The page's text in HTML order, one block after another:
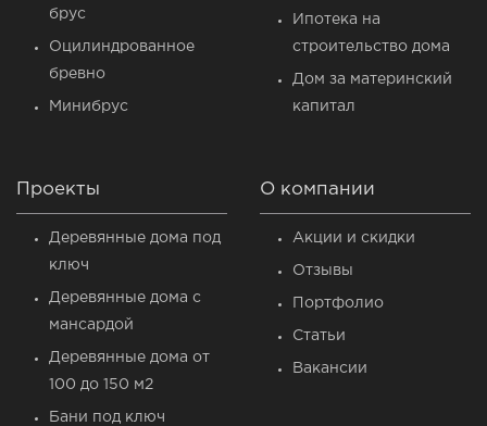
брус
Оцилиндрованное
бревно
Минибрус
Ипотека на
строительство дома
Дом за материнский
капитал
Проекты
Деревянные дома под
ключ
Деревянные дома c
мансардой
Деревянные дома от
100 до 150 м2
Бани под ключ
О компании
Акции и скидки
Отзывы
Портфолио
Статьи
Вакансии